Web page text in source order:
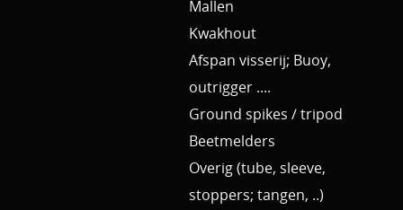
Mallen
Kwakhout
Afspan visserij; Buoy,
outrigger ....
Ground spikes / tripod
Beetmelders
Overig (tube, sleeve,
stoppers; tangen, ..)